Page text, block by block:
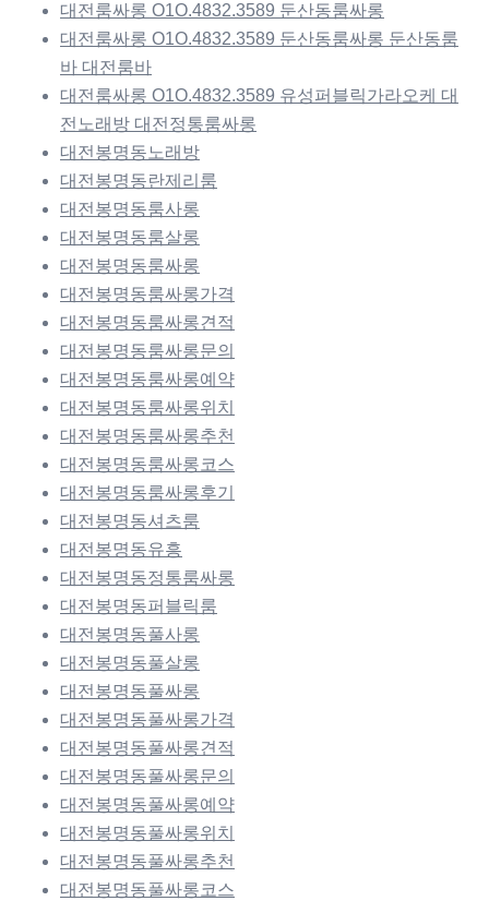
대전룸싸롱 O1O.4832.3589 둔산동룸싸롱
대전룸싸롱 O1O.4832.3589 둔산동룸싸롱 둔산동룸
바 대전룸바
대전룸싸롱 O1O.4832.3589 유성퍼블릭가라오케 대
전노래방 대전정통룸싸롱
대전봉명동노래방
대전봉명동란제리룸
대전봉명동룸사롱
대전봉명동룸살롱
대전봉명동룸싸롱
대전봉명동룸싸롱가격
대전봉명동룸싸롱견적
대전봉명동룸싸롱문의
대전봉명동룸싸롱예약
대전봉명동룸싸롱위치
대전봉명동룸싸롱추천
대전봉명동룸싸롱코스
대전봉명동룸싸롱후기
대전봉명동셔츠룸
대전봉명동유흥
대전봉명동정통룸싸롱
대전봉명동퍼블릭룸
대전봉명동풀사롱
대전봉명동풀살롱
대전봉명동풀싸롱
대전봉명동풀싸롱가격
대전봉명동풀싸롱견적
대전봉명동풀싸롱문의
대전봉명동풀싸롱예약
대전봉명동풀싸롱위치
대전봉명동풀싸롱추천
대전봉명동풀싸롱코스